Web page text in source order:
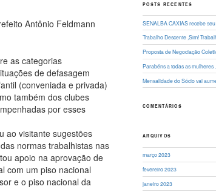
Antônio Feldmann
as categorias
de defasagem
(conveniada e privada)
também dos clubes
por esses
ao visitante sugestões
normas trabalhistas nas
apoio na aprovação de
com um piso nacional
e o piso nacional da
POSTS RECENTES
SENALBA CAXIAS recebe
Trabalho Descente ,Sim!
Proposta de Negociação
Parabéns a todas as mulheres .
Mensalidade do Sócio vai
COMENTÁRIOS
ARQUIVOS
março 2023
fevereiro 2023
janeiro 2023